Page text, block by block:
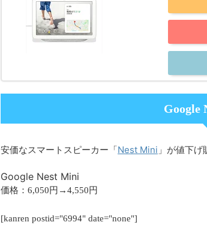
Google
安価なスマートスピーカー「 Nest Mini 」が値下げ
Google Nest Mini
価格：6,050円→4,550円
[kanren postid="6994" date="none"]